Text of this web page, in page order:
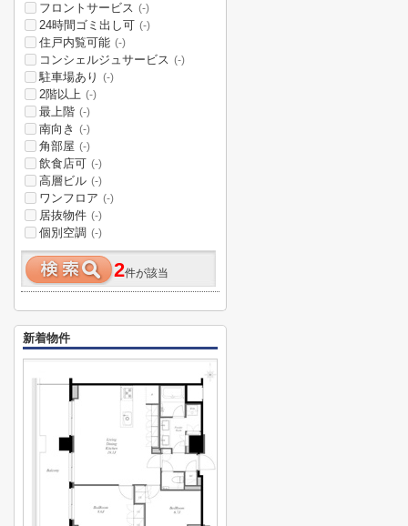
フロントサービス (-)
24時間ゴミ出し可 (-)
住戸内覧可能 (-)
コンシェルジュサービス (-)
駐車場あり (-)
2階以上 (-)
最上階 (-)
南向き (-)
角部屋 (-)
飲食店可 (-)
高層ビル (-)
ワンフロア (-)
居抜物件 (-)
個別空調 (-)
2件が該当
新着物件